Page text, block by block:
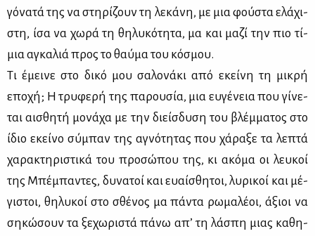
γό­να­τά της να στη­ρί­ζουν τη λε­κά­νη, με μια φού­στα ελά­χι­
στη, ίσα να χω­ρά τη θη­λυ­κό­τη­τα, μα και μα­ζί την πιο τί­
μια αγκα­λιά προς το θαύ­μα του κό­σμου.
Τι έμει­νε στο δι­κό μου σα­λο­νά­κι από εκεί­νη τη μι­κρή
επο­χή; Η τρυ­φε­ρή της πα­ρου­σία, μια ευ­γέ­νεια που γί­νε­
ται αι­σθη­τή μο­νά­χα με την διείσ­δυ­ση του βλέμ­μα­τος στο
ίδιο εκεί­νο σύ­μπαν της αγνό­τη­τας που χά­ρα­ξε τα λε­πτά
χα­ρα­κτη­ρι­στι­κά του προ­σώ­που της, κι ακό­μα οι λευ­κοί
της Μπέ­μπα­ντες, δυ­να­τοί και ευαί­σθη­τοι, λυ­ρι­κοί και μέ­
γι­στοι, θη­λυ­κοί στο σθέ­νος μα πά­ντα ρω­μα­λέ­οι, άξιοι να
ση­κώ­σουν τα ξε­χω­ρι­στά πά­νω απ’ τη λά­σπη μιας κα­θη­